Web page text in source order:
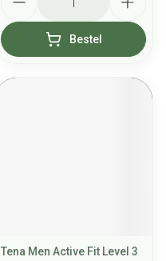
Bestel
Tena Men Active Fit Level 3